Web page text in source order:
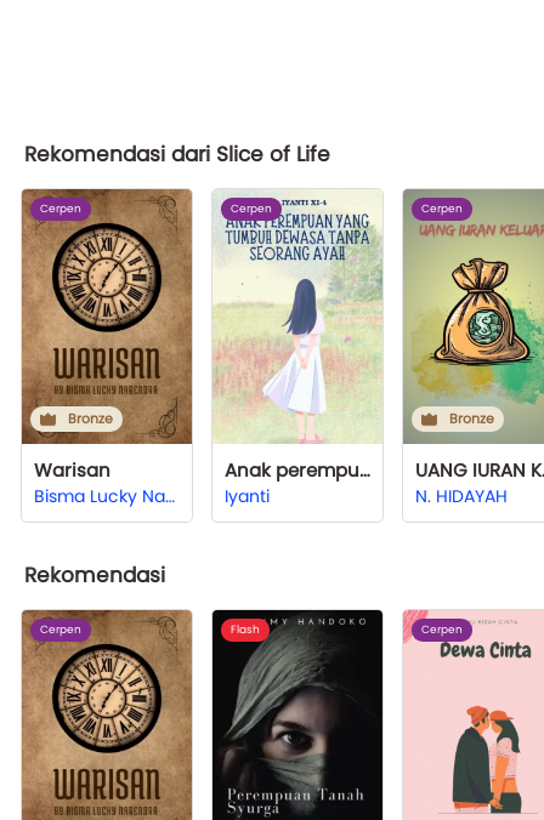
Rekomendasi dari Slice of Life
Cerpen
Bronze
Warisan
Bisma Lucky Narendra
Cerpen
Anak perempuan yang tumbuh dewasa tanpa seorang ayah
Iyanti
Cerpen
Bronze
N. HIDAYAH
Rekomendasi
Cerpen Flash Cerpen